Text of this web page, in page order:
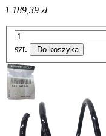
1 189,39 zł
szt. Do koszyka